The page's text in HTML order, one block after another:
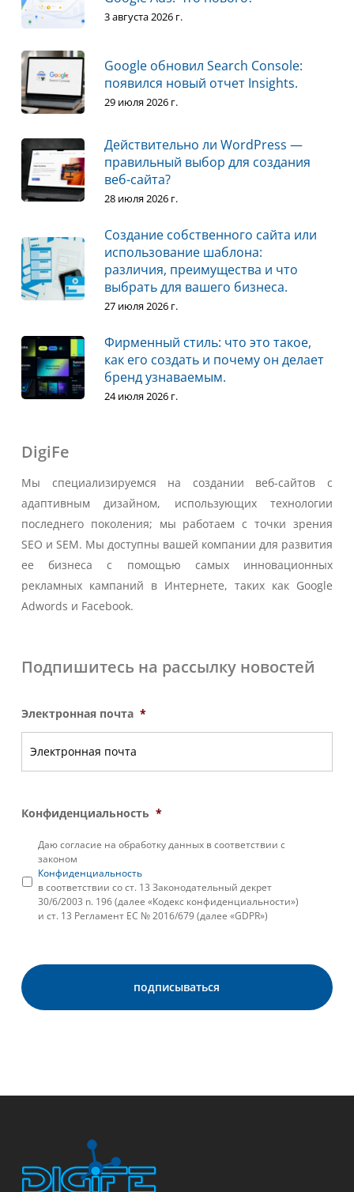
3 августа 2026 г.
Google обновил Search Console:
появился новый отчет Insights.
29 июля 2026 г.
Действительно ли WordPress —
правильный выбор для создания
веб-сайта?
28 июля 2026 г.
Создание собственного сайта или
использование шаблона:
различия, преимущества и что
выбрать для вашего бизнеса.
27 июля 2026 г.
Фирменный стиль: что это такое,
как его создать и почему он делает
бренд узнаваемым.
24 июля 2026 г.
DigiFe
Мы специализируемся на создании веб-сайтов с
адаптивным дизайном, использующих технологии
последнего поколения; мы работаем с точки зрения
SEO и SEM. Мы доступны вашей компании для развития
ее бизнеса с помощью самых инновационных
рекламных кампаний в Интернете, таких как Google
Adwords и Facebook.
Подпишитесь на рассылку новостей
Электронная почта *
Конфиденциальность *
Даю согласие на обработку данных в соответствии с
законом
Конфиденциальность
в соответствии со ст. 13 Законодательный декрет
30/6/2003 n. 196 (далее «Кодекс конфиденциальности»)
и ст. 13 Регламент ЕС № 2016/679 (далее «GDPR»)